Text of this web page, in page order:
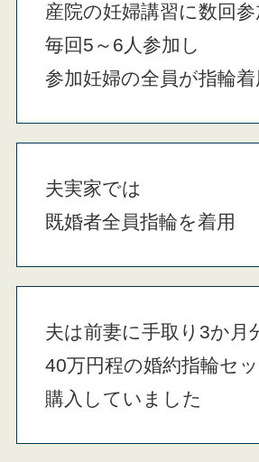
産院の妊婦講習に数回参
毎回5～6人参加し
参加妊婦の全員が指輪着
夫実家では
既婚者全員指輪を着用
夫は前妻に手取り3か月
40万円程の婚約指輪セ
購入していました